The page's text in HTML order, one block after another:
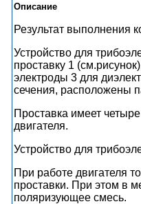
Описание
Результат выполнения
Устройство для
проставку 1
электроды 3 для
сечения, расположены
Проставка имеет
двигателя.
Устройство для
При работе двигателя
проставки. При этом в
поляризующее смесь.